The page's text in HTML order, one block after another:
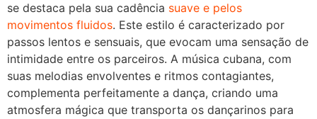
se destaca pela sua cadência suave e pelos
movimentos fluidos. Este estilo é caracterizado por
passos lentos e sensuais, que evocam uma sensação de
intimidade entre os parceiros. A música cubana, com
suas melodias envolventes e ritmos contagiantes,
complementa perfeitamente a dança, criando uma
atmosfera mágica que transporta os dançarinos para